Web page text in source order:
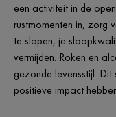
een activiteit in de
rustmomenten in, zorg
te slapen, je
vermijden. Roken en
gezonde levensstijl.
positieve impact